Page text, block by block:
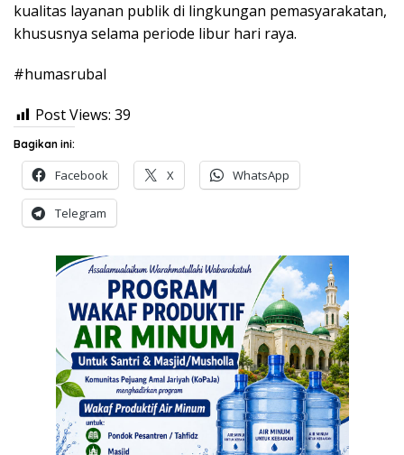
kualitas layanan publik di lingkungan pemasyarakatan,
khususnya selama periode libur hari raya.
#humasrubal
Post Views: 39
Bagikan ini:
Facebook X WhatsApp
Telegram